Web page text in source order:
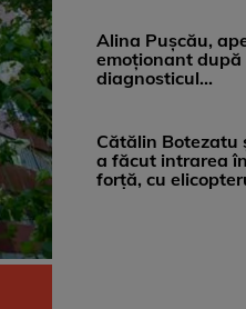
medicii, ...
Alina Pușcău,
emoționant după
diagnosticul
...
Cătălin Botezatu
a făcut intrarea
forță, cu